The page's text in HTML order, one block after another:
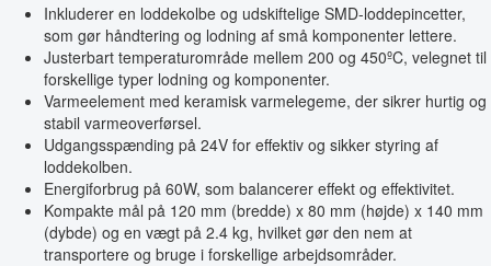
Inkluderer en loddekolbe og udskiftelige SMD-loddepincetter,
som gør håndtering og lodning af små komponenter lettere.
Justerbart temperaturområde mellem 200 og 450ºC, velegnet til
forskellige typer lodning og komponenter.
Varmeelement med keramisk varmelegeme, der sikrer hurtig og
stabil varmeoverførsel.
Udgangsspænding på 24V for effektiv og sikker styring af
loddekolben.
Energiforbrug på 60W, som balancerer effekt og effektivitet.
Kompakte mål på 120 mm (bredde) x 80 mm (højde) x 140 mm
(dybde) og en vægt på 2.4 kg, hvilket gør den nem at
transportere og bruge i forskellige arbejdsområder.